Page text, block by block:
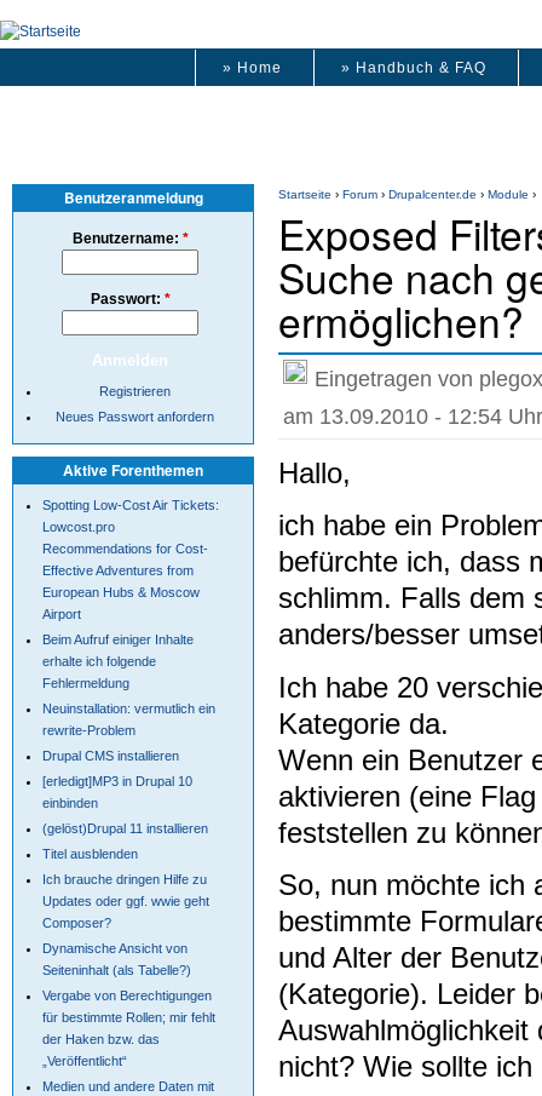
» Home » Handbuch & FAQ
Startseite › Forum › Drupalcenter.de › Module ›
Exposed
Suche nach
ermöglichen?
Eingetragen von
am 13.09.2010 - 12:54 Uhr
Hallo,
ich habe ein
befürchte ich, dass
schlimm. Falls dem
anders/besser
Ich habe 20
Kategorie da.
Wenn ein Benutzer
aktivieren (eine
feststellen zu
So, nun möchte ich
bestimmte
und Alter der
(Kategorie). Leider
nicht? Wie sollte
Benutzeranmeldung
Benutzername: *
Passwort: *
Registrieren
Neues Passwort anfordern
Aktive Forenthemen
Spotting Low-Cost Air Tickets:
Lowcost.pro
Recommendations for Cost-
Effective Adventures from
European Hubs & Moscow
Airport
Beim Aufruf einiger Inhalte
erhalte ich folgende
Fehlermeldung
Neuinstallation: vermutlich ein
rewrite-Problem
Drupal CMS installieren
[erledigt]MP3 in Drupal 10
einbinden
(gelöst)Drupal 11 installieren
Titel ausblenden
Ich brauche dringen Hilfe zu
Updates oder ggf. wwie geht
Composer?
Dynamische Ansicht von
Seiteninhalt (als Tabelle?)
Vergabe von Berechtigungen
für bestimmte Rollen; mir fehlt
der Haken bzw. das
„Veröffentlicht“
Medien und andere Daten mit